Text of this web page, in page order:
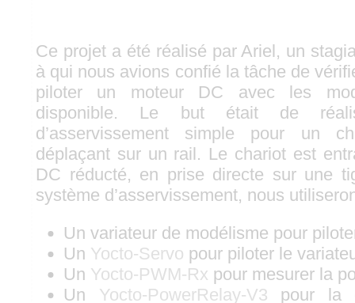
Ce projet a été réalisé par Ariel, un
à qui nous avions confié la tâche de
piloter un moteur DC avec les
disponible. Le but était de
d’asservissement simple pour un
déplaçant sur un rail. Le chariot est
DC réducté, en prise directe sur une
système d’asservissement, nous
Un variateur de modélisme pour
Un Yocto-Servo pour piloter le
Un Yocto-PWM-Rx pour mesurer la
Un Yocto-PowerRelay-V3 pour la